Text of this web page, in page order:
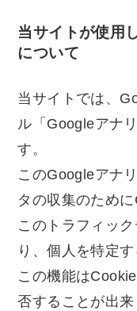
当サイトが使用
について
当サイトでは、
ル「Googleアナ
す。
このGoogleアナ
タの収集のため
このトラフィッ
り、個人を特定
この機能は
否することが出